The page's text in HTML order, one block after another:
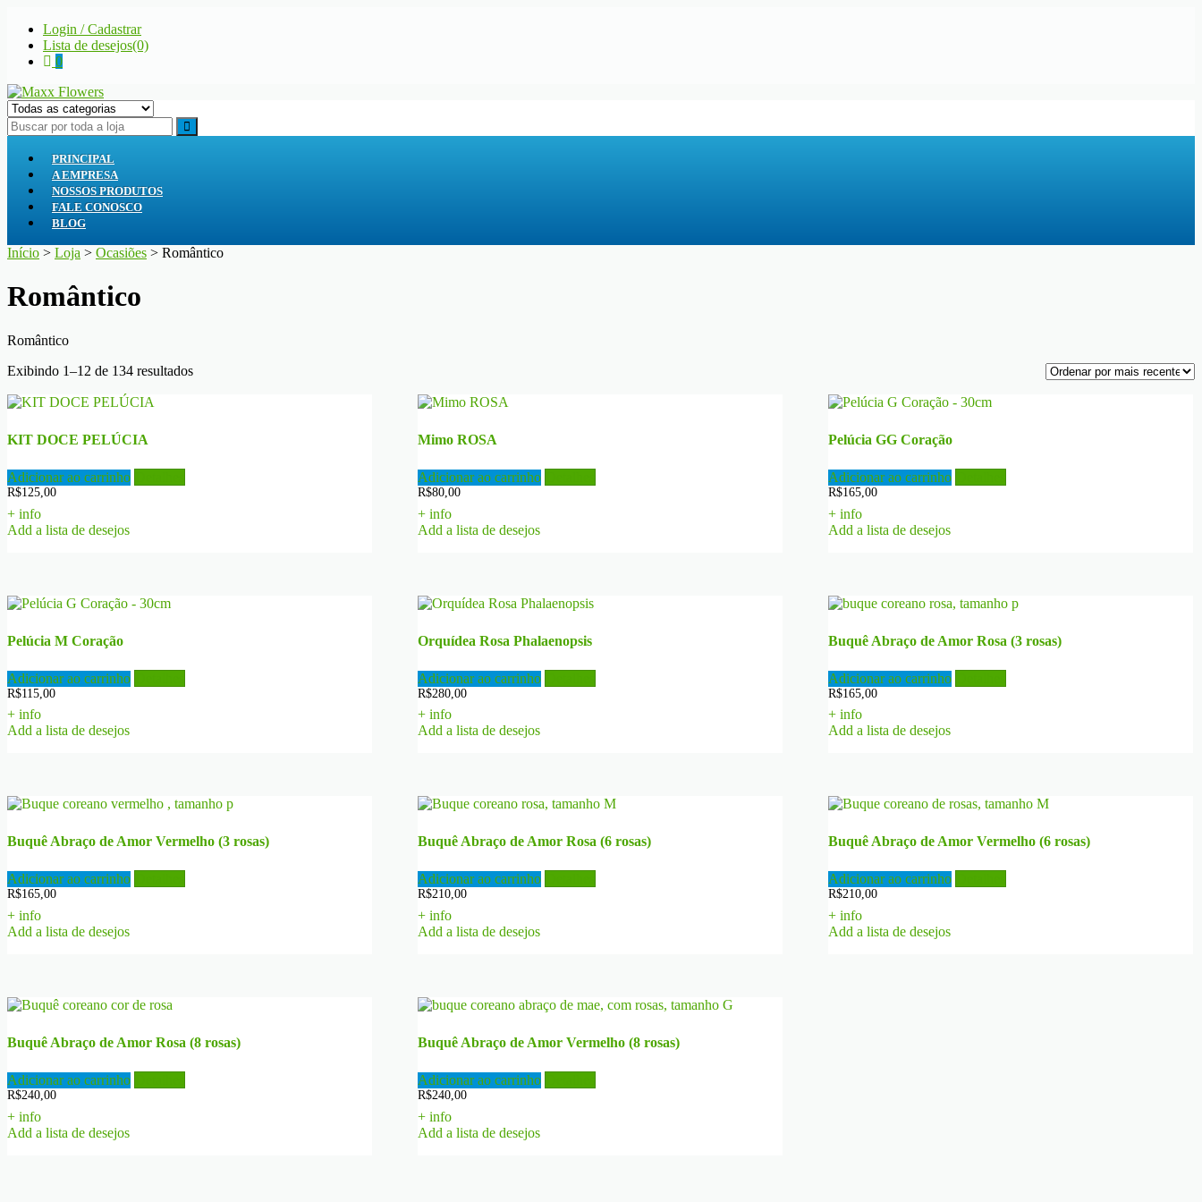
navigation
content
Login / Cadastrar
Lista de desejos(0)
0
Maxx Flowers
A sua floricultura
PRINCIPAL
A EMPRESA
NOSSOS PRODUTOS
FALE CONOSCO
BLOG
Início > Loja > Ocasiões > Romântico
Romântico
Romântico
Exibindo 1–12 de 134 resultadosClassificado
KIT DOCE PELÚCIA
Adicionar ao carrinho
R$125,00
+ info
Add a lista de desejos
Mimo ROSA
Adicionar ao carrinho
R$80,00
+ info
Add a lista de desejos
Pelúcia GG Coração
Adicionar ao carrinho
R$165,00
+ info
Add a lista de desejos
Pelúcia M Coração
Adicionar ao carrinho
R$115,00
+ info
Add a lista de desejos
Orquídea Rosa Phalaenopsis
Adicionar ao carrinho
R$280,00
+ info
Add a lista de desejos
Buquê Abraço de Amor Rosa (3 rosas)
Adicionar ao carrinho
R$165,00
+ info
Add a lista de desejos
Buquê Abraço de Amor Vermelho (3 rosas)
Adicionar ao carrinho
R$165,00
+ info
Add a lista de desejos
Buquê Abraço de Amor Rosa (6 rosas)
Adicionar ao carrinho
R$210,00
+ info
Add a lista de desejos
Buquê Abraço de Amor Vermelho (6 rosas)
Adicionar ao carrinho
R$210,00
+ info
Add a lista de desejos
Buquê Abraço de Amor Rosa (8 rosas)
Adicionar ao carrinho
R$240,00
+ info
Add a lista de desejos
Buquê Abraço de Amor Vermelho (8 rosas)
Adicionar ao carrinho
R$240,00
+ info
Add a lista de desejos